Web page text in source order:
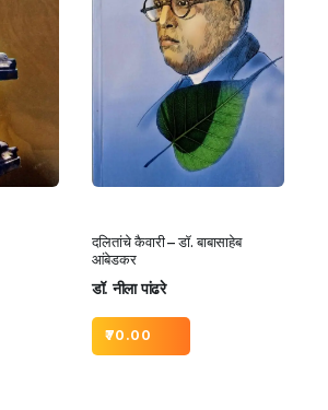
दलितांचे कैवारी – डॉ. बाबासाहेब
आंबेडकर
डॉ. नीला पांढरे
70.00